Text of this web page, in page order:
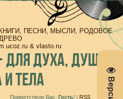
ПЕСНИ, МЫСЛИ, РОДОВОЕ
& vlasto.ru
ДЛЯ ДУХА, ДУШИ,
ТЕЛА
Приветствую Вас Гость! | RSS